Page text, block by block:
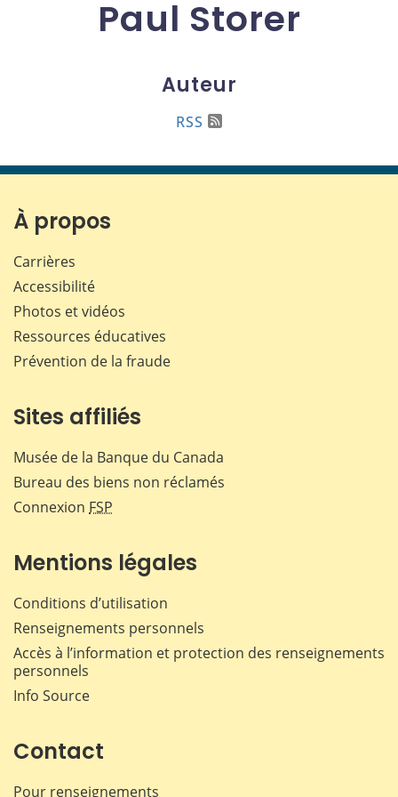
Paul Storer
Auteur
RSS
À propos
Carrières
Accessibilité
Photos et vidéos
Ressources éducatives
Prévention de la fraude
Sites affiliés
Musée de la Banque du Canada
Bureau des biens non réclamés
Connexion FSP
Mentions légales
Conditions d’utilisation
Renseignements personnels
Accès à l’information et protection des renseignements
personnels
Info Source
Contact
Pour renseignements